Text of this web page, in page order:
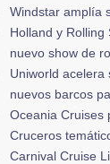
Windstar amplía
Holland y Rolling
nuevo show de
Uniworld acelera
nuevos barcos
Oceania Cruises
Cruceros
Carnival Cruise